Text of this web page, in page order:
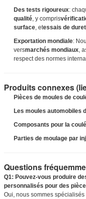
Des tests rigoureux:
qualité, y compris
surface, etessais de
Exportation mondiale:
versmarchés mondiaux,
respect des normes
Produits connexes
Pièces de moules de
Les moules automobiles
Composants pour la
Parties de moulage par
Questions
Q1: Pouvez-vous produire
personnalisés pour des
Oui, nous sommes spécialisés